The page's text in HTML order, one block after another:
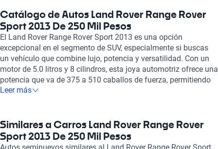
Catálogo de Autos Land Rover Range Rover
Sport 2013 De 250 Mil Pesos
El Land Rover Range Rover Sport 2013 es una opción
excepcional en el segmento de SUV, especialmente si buscas
un vehículo que combine lujo, potencia y versatilidad. Con un
motor de 5.0 litros y 8 cilindros, esta joya automotriz ofrece una
potencia que va de 375 a 510 caballos de fuerza, permitiendo
aceleraciones de 0 a 100 km/h en tan solo 6.2 a 7.6 segundos.
pasajeros. El Range Rover Sport 2013 también se destaca por
su tecnología avanzada, con un sistema de cámaras y
sensores de estacionamiento que hacen que maniobrar en
Leer más
Similares a Carros Land Rover Range Rover
Sport 2013 De 250 Mil Pesos